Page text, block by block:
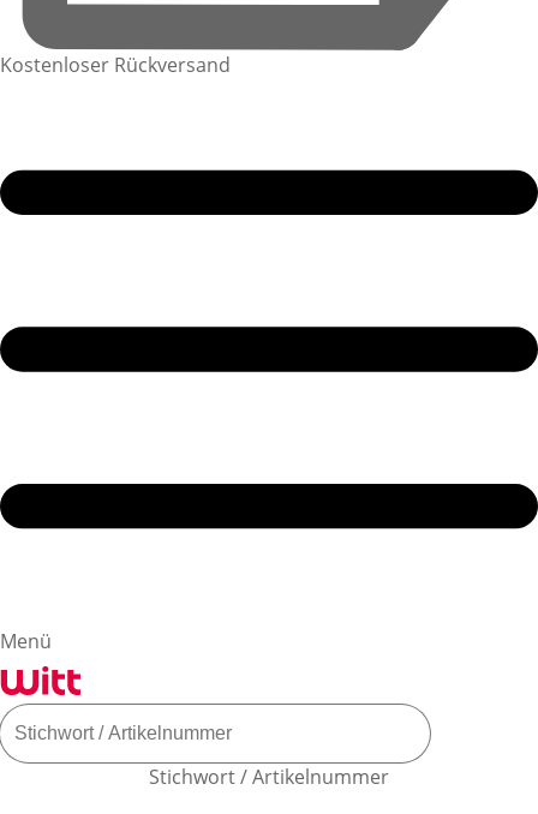
Kostenloser Rückversand
Menü
Stichwort / Artikelnummer